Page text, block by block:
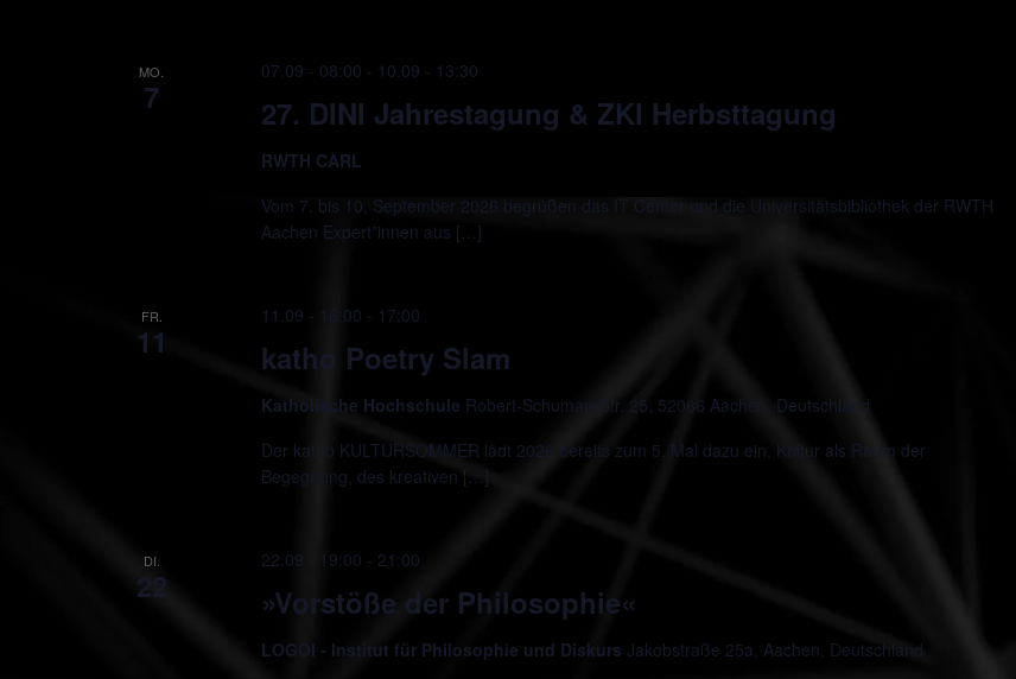
MO.
7 27. DINI Jahrestagung & ZKI Herbsttagung
07.09 - 08:00 - 10.09 - 13:30
RWTH CARL
Vom 7. bis 10. September 2026 begrüßen das IT Center und die Universitätsbibliothek der RWTH
Aachen Expert*innen aus […]
FR.
11 katho Poetry Slam
11.09 - 16:00 - 17:00
Katholische Hochschule Robert-Schuman-Str. 25, 52066 Aachen, Deutschland
Der katho KULTURSOMMER lädt 2026 bereits zum 5. Mal dazu ein, Kultur als Raum der
Begegnung, des kreativen […]
DI.
22 »Vorstöße der Philosophie«
22.09 - 19:00 - 21:00
LOGOI - Institut für Philosophie und Diskurs Jakobstraße 25a, Aachen, Deutschland